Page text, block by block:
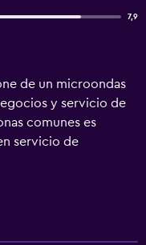
7,9
de un microondas
y servicio de
comunes es
servicio de
y asistencia turística
servicio de